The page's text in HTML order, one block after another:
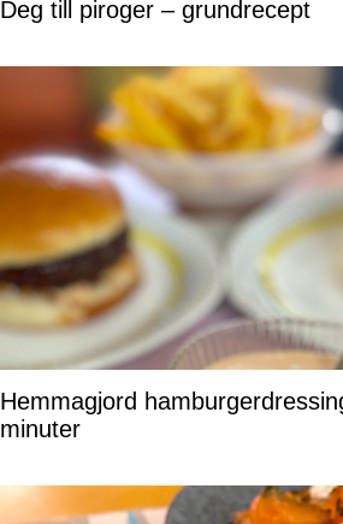
Deg till piroger – grundrecept
Hemmagjord
minuter